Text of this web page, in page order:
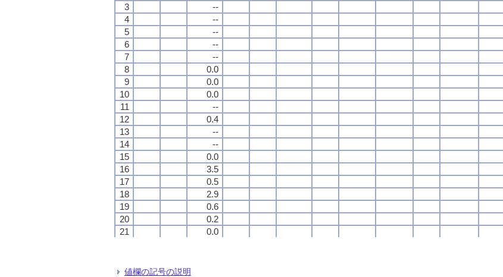
3
--
4
--
5
--
6
--
7
--
8
0.0
9
0.0
10
0.0
11
--
12
0.4
13
--
14
--
15
0.0
16
3.5
17
0.5
18
2.9
19
0.6
20
0.2
21
0.0
24
3
--
4
--
5
--
6
--
7
--
8
0.0
9
0.0
10
0.0
11
--
12
0.4
13
--
14
--
15
0.0
16
3.5
17
0.5
18
2.9
19
0.6
20
0.2
21
0.0
24
3
--
4
--
5
--
6
--
7
--
8
0.0
9
0.0
10
0.0
11
--
12
0.4
13
--
14
--
15
0.0
16
3.5
17
0.5
18
2.9
19
0.6
20
0.2
21
0.0
24
3
--
4
--
5
--
6
--
7
--
8
0.0
9
0.0
10
0.0
11
--
12
0.4
13
--
14
--
15
0.0
16
3.5
17
0.5
18
2.9
19
0.6
20
0.2
21
0.0
24
値欄の記号の説明